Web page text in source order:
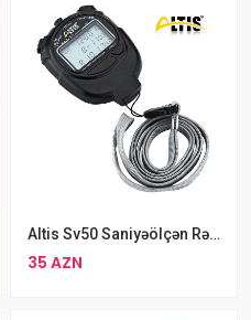
Altis Sv50 Saniyəölçən Rəqəmsal Yaddaş , Qara, M
35 AZN